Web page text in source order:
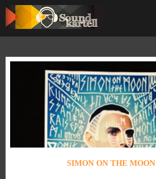
SIMON ON THE MOON